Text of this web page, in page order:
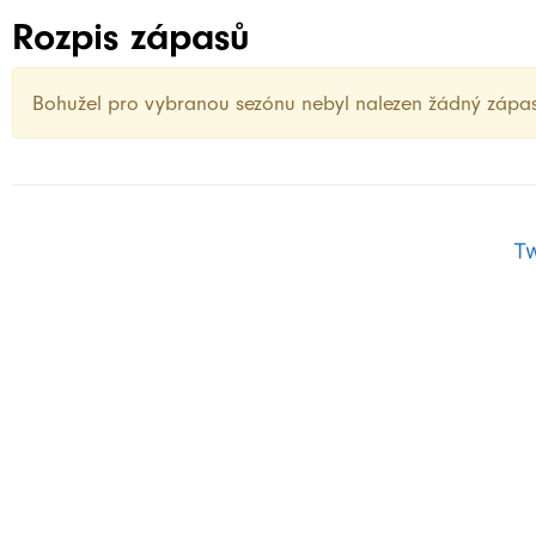
Rozpis zápasů
Bohužel pro vybranou sezónu nebyl nalezen žádný